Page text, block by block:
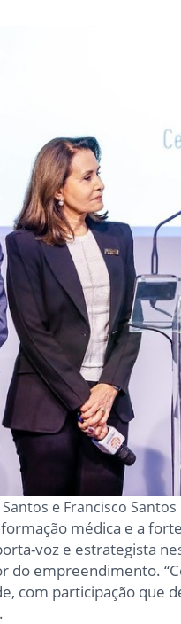
e Francisco Santos
médica e a
voz e estrategista
do empreendimento.
com participação que